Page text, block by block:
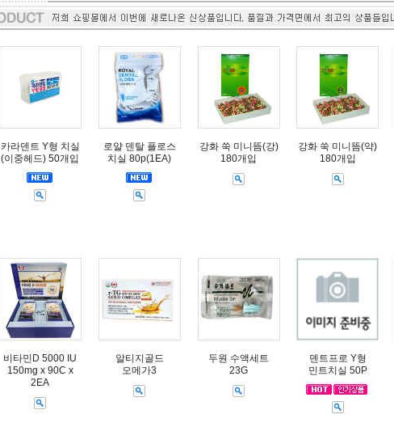
카라덴트 Y형 치실
(이중헤드) 50개입
로얄 덴탈 플로스
치실 80p(1EA)
강화 쑥 미니뜸(강)
180개입
강화 쑥 미니뜸(약)
180개입
비타민D 5000 IU
150mg x 90C x
2EA
알티지골드
오메가3
두원 수액세트
23G
덴트프로 Y형
민트치실 50P